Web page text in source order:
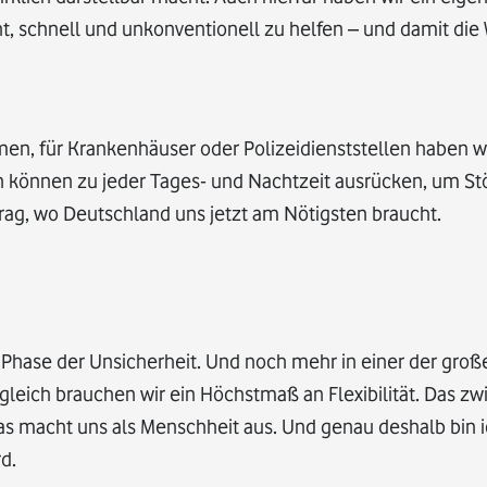
schnell und unkonventionell zu helfen – und damit die
für Krankenhäuser oder Polizeidienststellen haben
zu jeder Tages- und Nachtzeit ausrücken, um
wo Deutschland uns jetzt am Nötigsten braucht.
der Unsicherheit. Und noch mehr in einer der
brauchen wir ein Höchstmaß an Flexibilität. Das
macht uns als Menschheit aus. Und genau deshalb bin